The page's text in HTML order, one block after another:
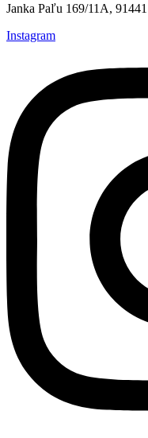
Janka Paľu 169/11A,
Instagram